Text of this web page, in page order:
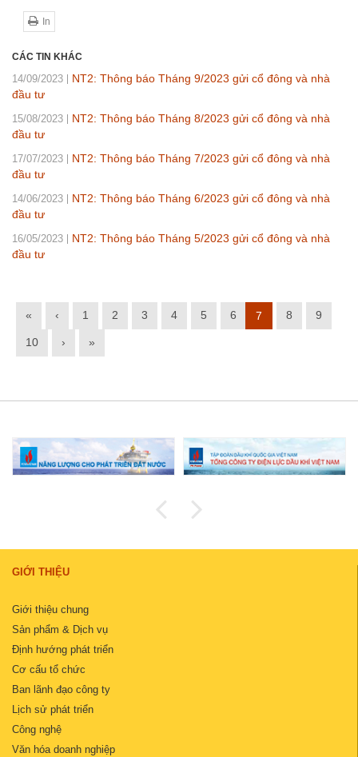
In
CÁC TIN KHÁC
14/09/2023
NT2: Thông báo Tháng 9/2023 gửi cổ đông và nhà
đầu tư
15/08/2023
NT2: Thông báo Tháng 8/2023 gửi cổ đông và nhà
đầu tư
17/07/2023
NT2: Thông báo Tháng 7/2023 gửi cổ đông và nhà
đầu tư
14/06/2023
NT2: Thông báo Tháng 6/2023 gửi cổ đông và nhà
đầu tư
16/05/2023
NT2: Thông báo Tháng 5/2023 gửi cổ đông và nhà
đầu tư
« ‹ 1 2 3 4 5 6 7 8 9
10 › »
GIỚI THIỆU
Giới thiệu chung
Sản phẩm & Dịch vụ
Định hướng phát triển
Cơ cấu tổ chức
Ban lãnh đạo công ty
Lịch sử phát triển
Công nghệ
Văn hóa doanh nghiệp